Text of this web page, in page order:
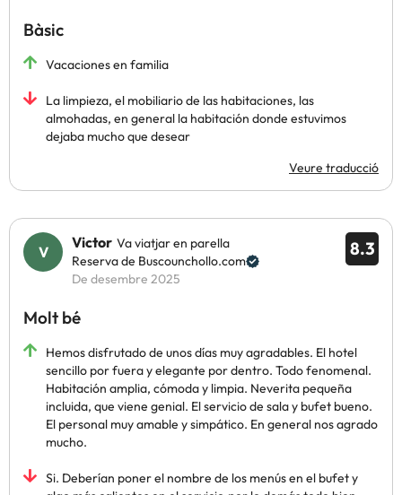
Bàsic
Vacaciones en familia
La limpieza, el mobiliario de las habitaciones, las
almohadas, en general la habitación donde estuvimos
dejaba mucho que desear
Veure traducció
8.3
Victor Va viatjar en parella
Reserva de Buscounchollo.com
De desembre 2025
Molt bé
Hemos disfrutado de unos días muy agradables. El hotel
sencillo por fuera y elegante por dentro. Todo fenomenal.
Habitación amplia, cómoda y limpia. Neverita pequeña
incluida, que viene genial. El servicio de sala y bufet bueno.
El personal muy amable y simpático. En general nos agrado
mucho.
Si. Deberían poner el nombre de los menús en el bufet y